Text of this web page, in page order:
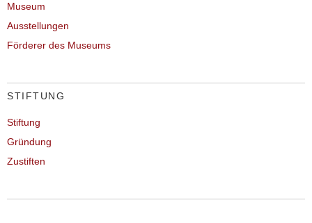
Museum
Ausstellungen
Förderer des Museums
STIFTUNG
Stiftung
Gründung
Zustiften